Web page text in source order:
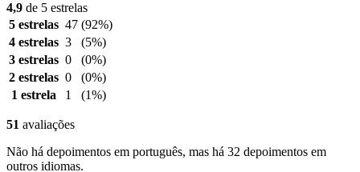
4,9 de 5 estrelas
5 estrelas 47 (92%)
4 estrelas 3
(5%)
3 estrelas 0
(0%)
2 estrelas 0
(0%)
1 estrela
1 (1%)
51 avaliações
Não há depoimentos em português, mas há 32 depoimentos em
outros idiomas.